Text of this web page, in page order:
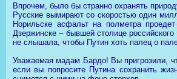
Впрочем, было бы странно охранять
Русские вымирают со скоростью один
Норильске асфальт на полметра
Дзержинске – бывшей столице
не слышала, чтобы Путин хоть палец о
Уважаемая мадам Бардо! Вы пригрозили,
если вы попросите Путина сохранить